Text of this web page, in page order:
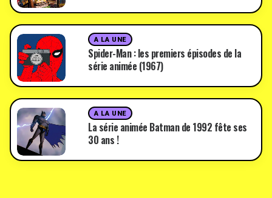
A LA UNE
Spider-Man : les premiers épisodes de la
série animée (1967)
A LA UNE
La série animée Batman de 1992 fête ses
30 ans !